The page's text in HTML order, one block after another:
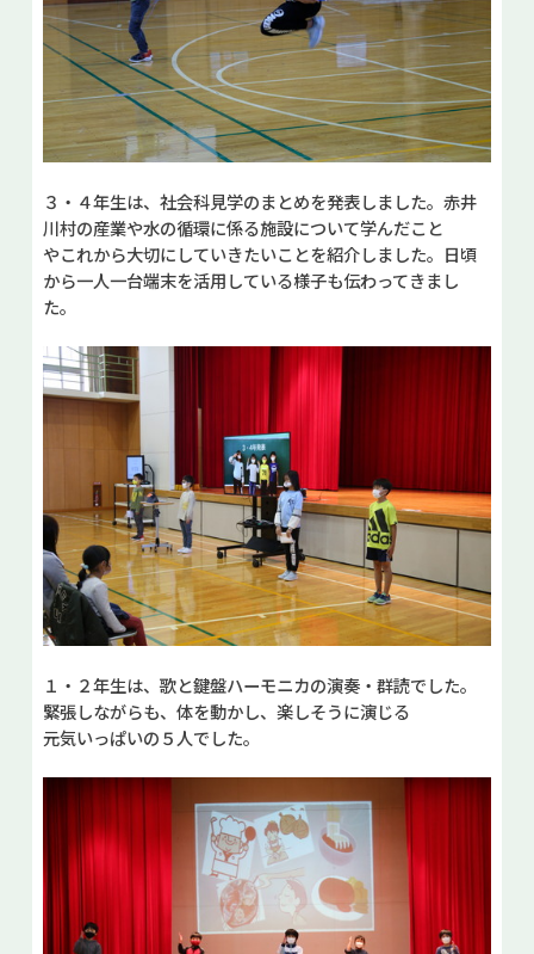
３・４年生は、社会科見学のまとめを発表しました。赤井
川村の産業や水の循環に係る施設について学んだこと
やこれから大切にしていきたいことを紹介しました。日頃
から一人一台端末を活用している様子も伝わってきまし
た。
１・２年生は、歌と鍵盤ハーモニカの演奏・群読でした。
緊張しながらも、体を動かし、楽しそうに演じる
元気いっぱいの５人でした。